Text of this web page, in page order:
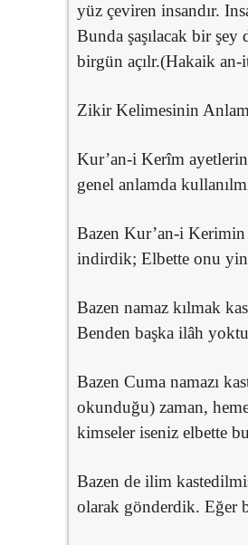
yüz çeviren insandır.
Bunda şaşılacak bir şey
birgün açılr.(Hakaik
Zikir Kelimesinin
Kur’an-i Kerîm
genel anlamda
Bazen Kur’an-i
indirdik; Elbette onu
Bazen namaz kılmak
Benden başka ilâh
Bazen Cuma namazı
okunduğu) zaman,
kimseler iseniz elbette
Bazen de ilim
olarak gönderdik. Eğer